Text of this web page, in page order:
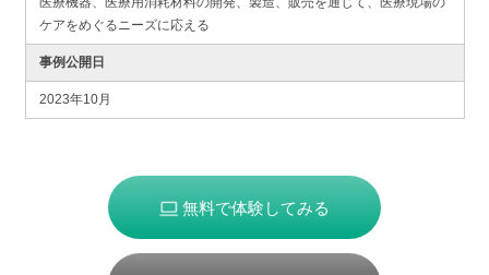
ケアをめぐるニーズに応える
事例公開日
2023年10月
無料で体験してみる